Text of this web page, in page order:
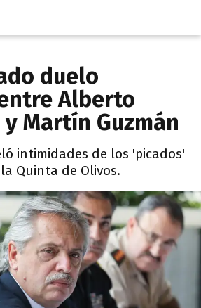
duelo
Alberto
y Martín Guzmán
intimidades de los 'picados'
Quinta de Olivos.